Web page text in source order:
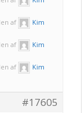
af
Kim
af
Kim
af
Kim
#17605